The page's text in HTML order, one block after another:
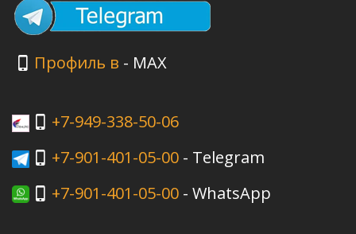
Профиль в - MAX
+7-949-338-50-06
+7-901-401-05-00 - Telegram
+7-901-401-05-00 - WhatsApp